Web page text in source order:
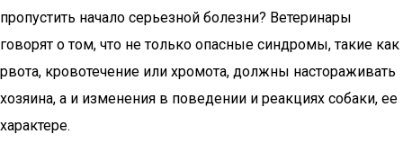
пропустить начало серьезной болезни? Ветеринары
говорят о том, что не только опасные синдромы, такие как
рвота, кровотечение или хромота, должны настораживать
хозяина, а и изменения в поведении и реакциях собаки, ее
характере.